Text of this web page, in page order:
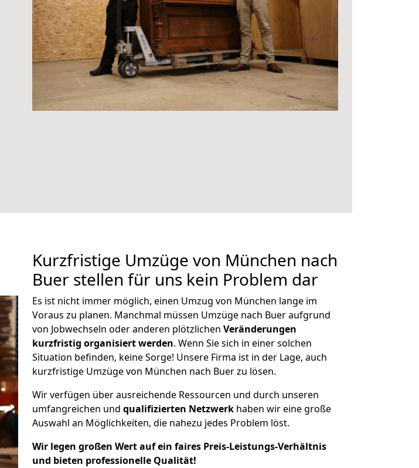
Kurzfristige Umzüge von München nach
Buer stellen für uns kein Problem dar
Es ist nicht immer möglich, einen Umzug von München lange im
Voraus zu planen. Manchmal müssen Umzüge nach Buer aufgrund
von Jobwechseln oder anderen plötzlichen Veränderungen
kurzfristig organisiert werden. Wenn Sie sich in einer solchen
Situation befinden, keine Sorge! Unsere Firma ist in der Lage, auch
kurzfristige Umzüge von München nach Buer zu lösen.
Wir verfügen über ausreichende Ressourcen und durch unseren
umfangreichen und qualifizierten Netzwerk haben wir eine große
Auswahl an Möglichkeiten, die nahezu jedes Problem löst.
Wir legen großen Wert auf ein faires Preis-Leistungs-Verhältnis
und bieten professionelle Qualität!